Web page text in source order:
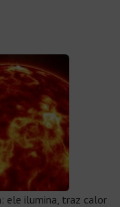
ele ilumina, traz calor